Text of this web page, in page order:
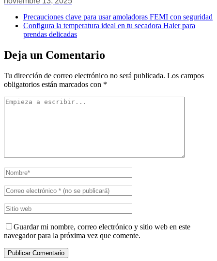
Precauciones clave para usar amoladoras FEMI con seguridad
Configura la temperatura ideal en tu secadora Haier para
prendas delicadas
Deja un Comentario
Tu dirección de correo electrónico no será publicada. Los campos
obligatorios están marcados con *
Guardar mi nombre, correo electrónico y sitio web en este
navegador para la próxima vez que comente.